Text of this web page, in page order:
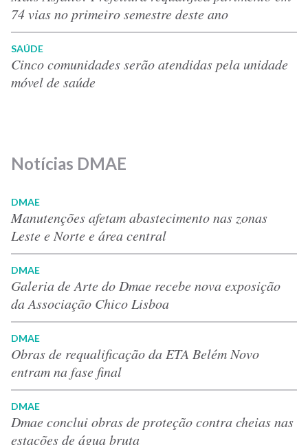
74 vias no primeiro semestre deste ano
SAÚDE
Cinco comunidades serão atendidas pela unidade
móvel de saúde
Notícias DMAE
DMAE
Manutenções afetam abastecimento nas zonas
Leste e Norte e área central
DMAE
Galeria de Arte do Dmae recebe nova exposição
da Associação Chico Lisboa
DMAE
Obras de requalificação da ETA Belém Novo
entram na fase final
DMAE
Dmae conclui obras de proteção contra cheias nas
estações de água bruta